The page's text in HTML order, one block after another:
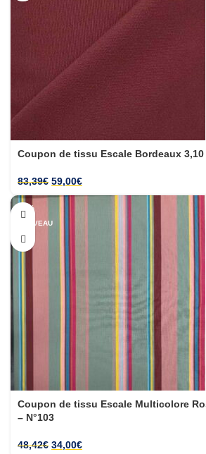
Coupon de tissu Escale Bordeaux 3,10
83,39€ 59,00€
-30%
NOUVEAU
Coupon de tissu Escale Multicolore
– N°103
48,42€ 34,00€